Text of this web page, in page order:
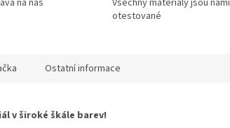
otestované
Ostatní informace
v široké škále barev!